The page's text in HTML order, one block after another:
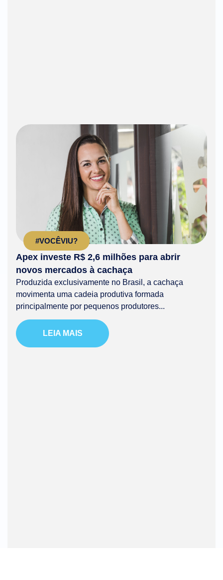
#VOCÊVIU?
Apex investe R$ 2,6 milhões para abrir
novos mercados à cachaça
Produzida exclusivamente no Brasil, a cachaça
movimenta uma cadeia produtiva formada
principalmente por pequenos produtores...
LEIA MAIS